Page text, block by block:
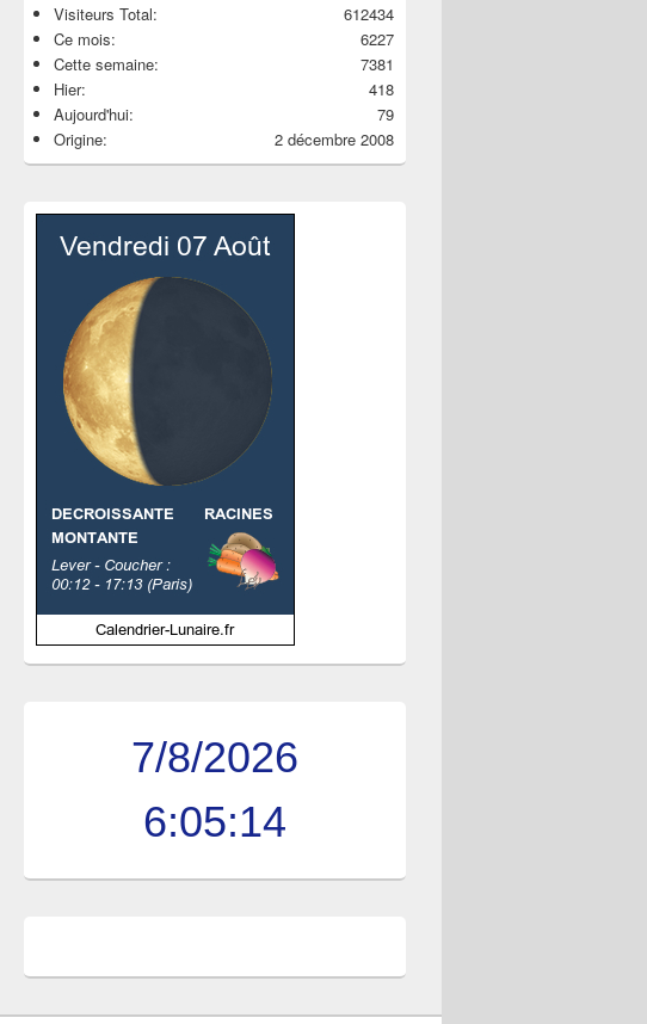
612434
Visiteurs Total:
6227
Ce mois:
7381
Cette semaine:
418
Hier:
79
Aujourd'hui:
2 décembre 2008
Origine:
7/8/2026
6:05:15